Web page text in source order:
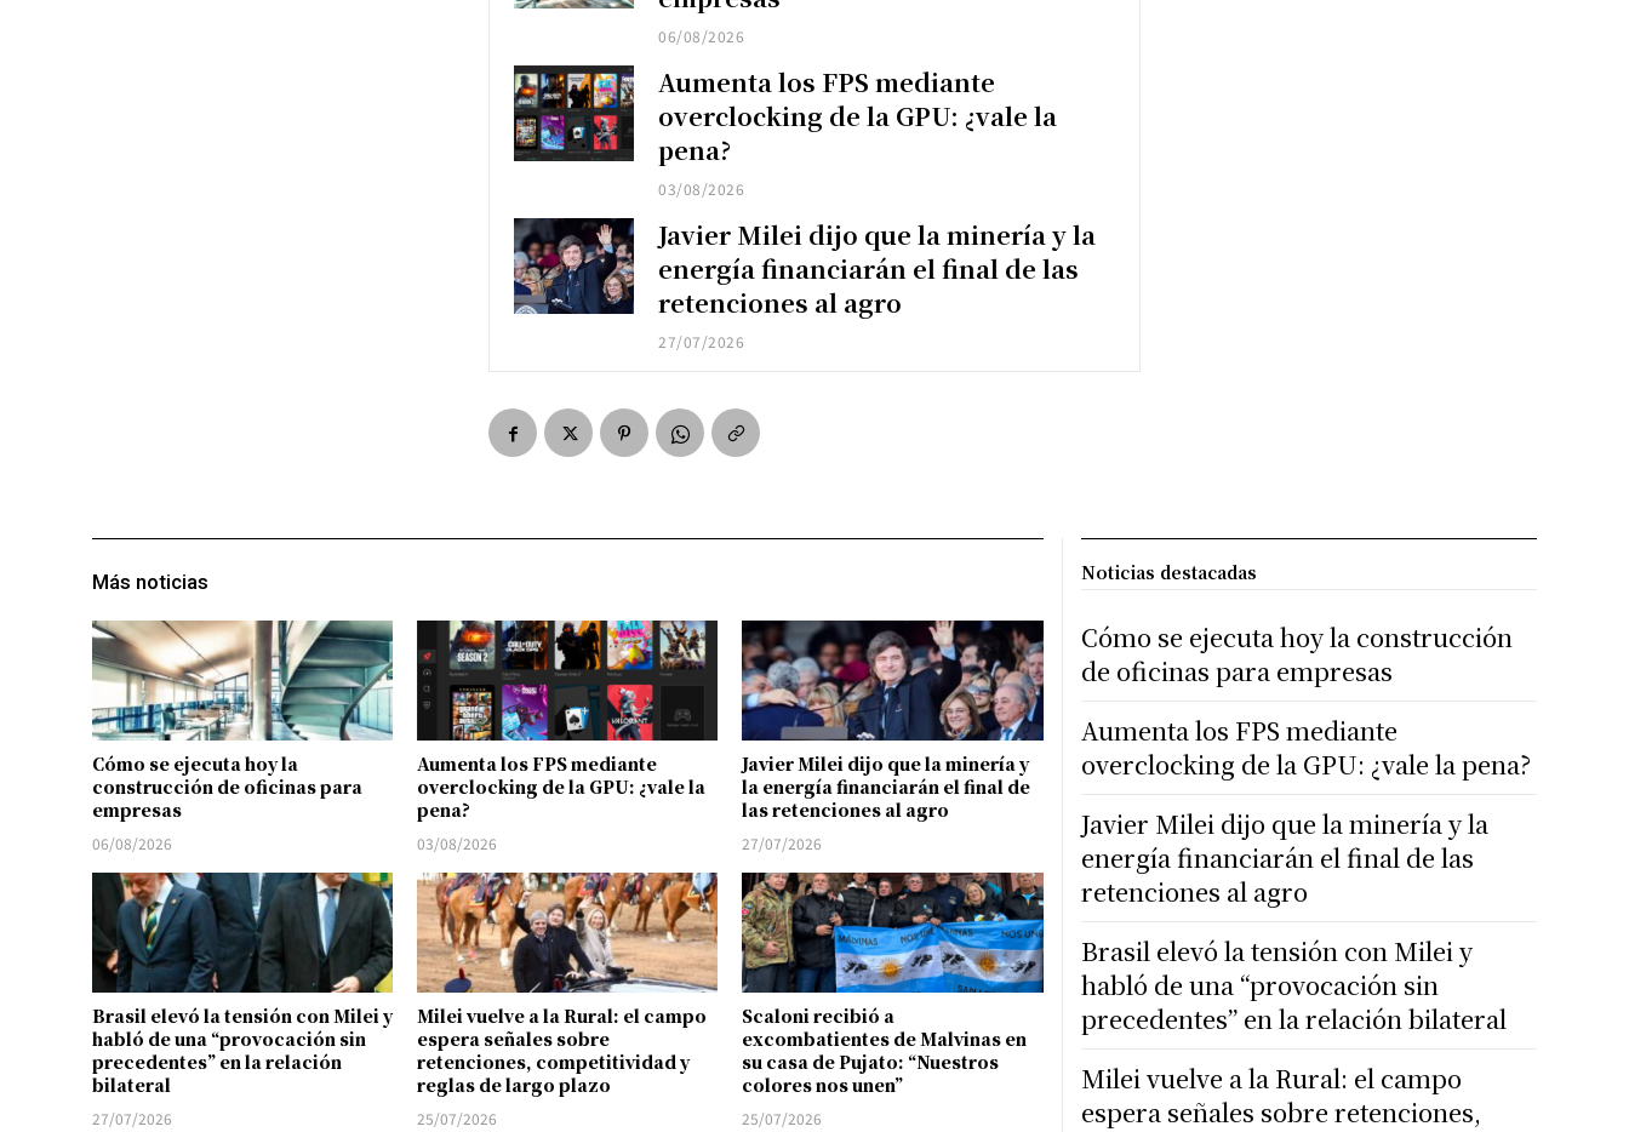
06/08/2026
Aumenta los FPS mediante
overclocking de la GPU: ¿vale la
pena?
03/08/2026
Javier Milei dijo que la minería y la
energía financiarán el final de las
retenciones al agro
27/07/2026
Más noticias
Cómo se ejecuta hoy la
construcción de oficinas para
empresas
06/08/2026
Aumenta los FPS mediante
overclocking de la GPU: ¿vale la
pena?
03/08/2026
Javier Milei dijo que la minería y
la energía financiarán el final de
las retenciones al agro
27/07/2026
Brasil elevó la tensión con Milei y
habló de una “provocación sin
precedentes” en la relación
bilateral
27/07/2026
Milei vuelve a la Rural: el campo
espera señales sobre
retenciones, competitividad y
reglas de largo plazo
25/07/2026
Scaloni recibió a
excombatientes de Malvinas en
su casa de Pujato: “Nuestros
colores nos unen”
25/07/2026
Noticias destacadas
Cómo se ejecuta hoy la construcción
de oficinas para empresas
Aumenta los FPS mediante
overclocking de la GPU: ¿vale la pena?
Javier Milei dijo que la minería y la
energía financiarán el final de las
retenciones al agro
Brasil elevó la tensión con Milei y
habló de una “provocación sin
precedentes” en la relación bilateral
Milei vuelve a la Rural: el campo
espera señales sobre retenciones,